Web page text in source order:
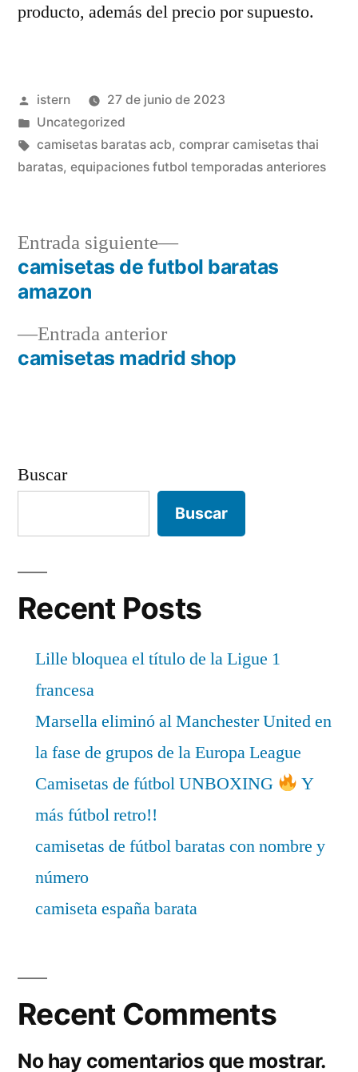
producto, además del precio por supuesto.
Publicado
por
istern
27 de junio de 2023
Publicado
en
Uncategorized
Etiquetas:
camisetas baratas acb, comprar camisetas thai
baratas, equipaciones futbol temporadas anteriores
Navegación
entradas
Entrada anteriorEntrada
anterior:
camisetas madrid shop
Entrada siguiente
Entrada
siguiente:
camisetas de futbol baratas
amazon
Buscar
Buscar
Recent Posts
Lille bloquea el título de la Ligue 1
francesa
Marsella eliminó al Manchester United en
la fase de grupos de la Europa League
Camisetas de fútbol UNBOXING
Y
más fútbol retro!!
camisetas de fútbol baratas con nombre y
número
camiseta españa barata
Recent Comments
No hay comentarios que mostrar.